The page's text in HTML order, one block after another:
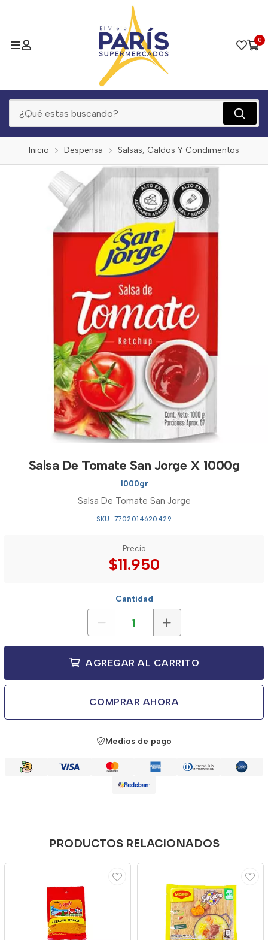
0
Inicio Despensa Salsas, Caldos Y Condimentos
Salsa De Tomate San Jorge X 1000g
1000gr
Salsa De Tomate San Jorge
SKU: 7702014620429
Precio
$11.950
Cantidad
AGREGAR AL CARRITO
COMPRAR AHORA
Medios de pago
PRODUCTOS RELACIONADOS